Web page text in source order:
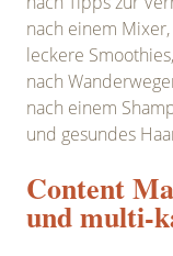
nach einem
leckere
nach
nach einem
und gesundes
Content
und multi-